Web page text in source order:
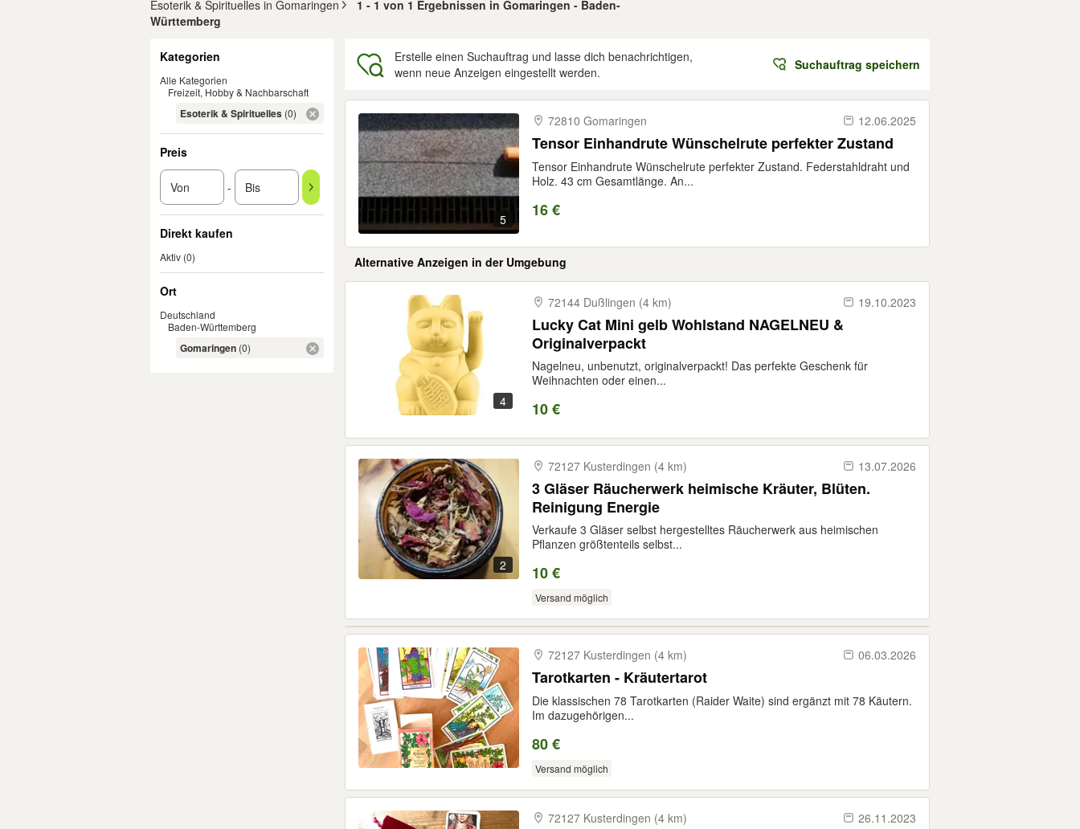
Esoterik & Spirituelles in Gomaringen
1 - 1 von 1 Ergebnissen in Gomaringen - Baden-
Württemberg
Kategorien
Alle Kategorien
Freizeit, Hobby & Nachbarschaft
Esoterik & Spirituelles (0)
Preis
-
Direkt kaufen
Aktiv (0)
Ort
Deutschland
Baden-Württemberg
Gomaringen (0)
Erstelle einen Suchauftrag und lasse dich benachrichtigen,
wenn neue Anzeigen eingestellt werden.
Suchauftrag speichern
5
72810 Gomaringen 12.06.2025
Tensor Einhandrute Wünschelrute perfekter Zustand
Tensor Einhandrute Wünschelrute perfekter Zustand. Federstahldraht und
Holz. 43 cm Gesamtlänge. An...
16 €
Alternative Anzeigen in der Umgebung
4
72144 Dußlingen (4 km) 19.10.2023
Lucky Cat Mini gelb Wohlstand NAGELNEU &
Originalverpackt
Nagelneu, unbenutzt, originalverpackt! Das perfekte Geschenk für
Weihnachten oder einen...
10 €
2
72127 Kusterdingen (4 km) 13.07.2026
3 Gläser Räucherwerk heimische Kräuter, Blüten.
Reinigung Energie
Verkaufe 3 Gläser selbst hergestelltes Räucherwerk aus heimischen
Pflanzen größtenteils selbst...
10 €
Versand möglich
72127 Kusterdingen (4 km) 06.03.2026
Tarotkarten - Kräutertarot
Die klassischen 78 Tarotkarten (Raider Waite) sind ergänzt mit 78 Käutern.
Im dazugehörigen...
80 €
Versand möglich
72127 Kusterdingen (4 km) 26.11.2023